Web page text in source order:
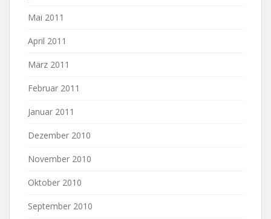
Mai 2011
April 2011
März 2011
Februar 2011
Januar 2011
Dezember 2010
November 2010
Oktober 2010
September 2010